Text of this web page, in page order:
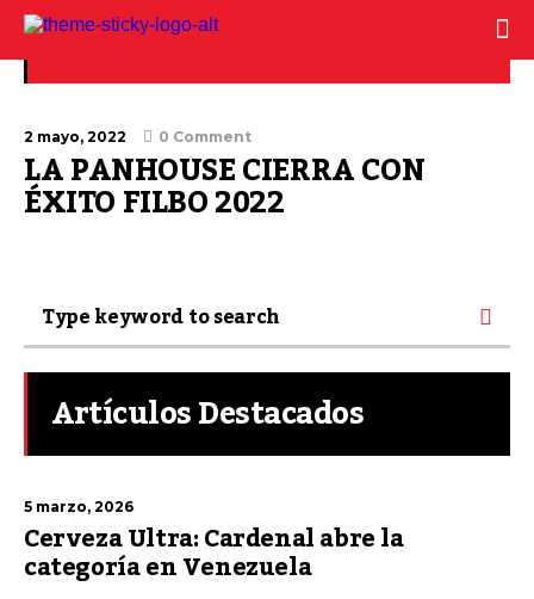
Feria del Libro Bogotá
2 mayo, 2022 0 Comment
LA PANHOUSE CIERRA CON
ÉXITO FILBO 2022
Artículos Destacados
5 marzo, 2026
Cerveza Ultra: Cardenal abre la
categoría en Venezuela